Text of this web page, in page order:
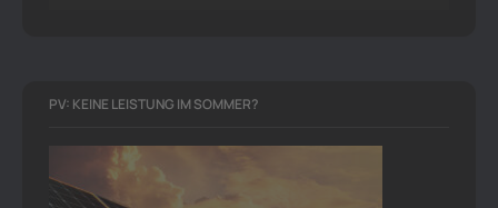
PV: KEINE LEISTUNG IM SOMMER?